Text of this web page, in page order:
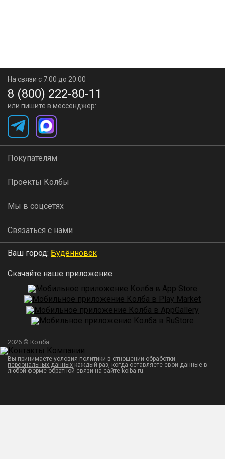
На связи с 7:00 до 20:00
8 (800) 222-80-11
или пишите в мессенджер:
Покупателям
Проекты Колбы
Мы в соцсетях
Связаться с нами
Ваш город: Будённовск
Скачайте наше приложение
2026 © Колба
Вы принимаете условия политики в отношении обработки
персональных данных каждый раз, когда оставляете свои данные в
любой форме обратной связи на сайте kolba.ru.